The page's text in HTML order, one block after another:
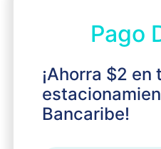
Pago
¡Ahorra $2 en
Bancaribe!